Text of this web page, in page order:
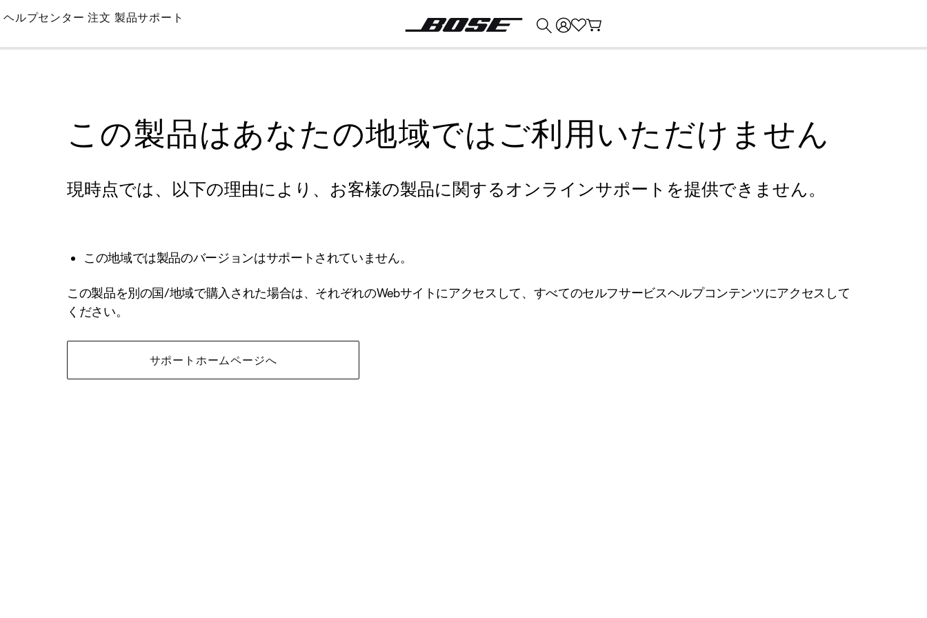
Skip
Main
ヘルプセンター 注文 製品サポート
この製品はあなたの地域ではご利用いただけません
現時点では、以下の理由により、お客様の製品に関するオンラインサポートを提供できません。
この地域では製品のバージョンはサポートされていません。
この製品を別の国/地域で購入された場合は、それぞれのWebサイトにアクセスして、すべてのセルフサービスヘルプコンテンツにアクセスして
ください。
サポートホームページへ